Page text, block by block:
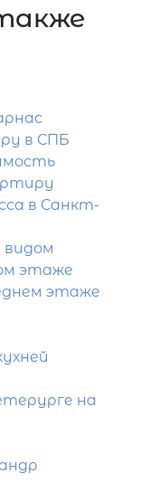
заявку
в СПБ
в Санкт-
этаже
этаже
на